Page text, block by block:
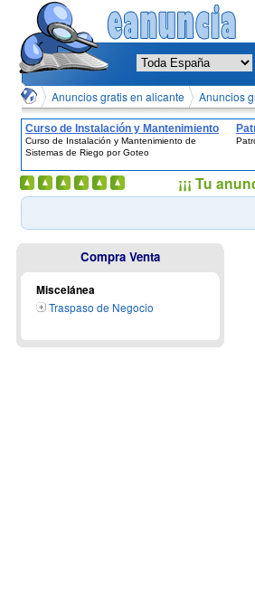
Anuncios gratis en alicante Anuncios
Curso de Instalación y Mantenimiento
de Sistemas de Riego por Goteo
Curso de Instalación y Mantenimiento de
Sistemas de Riego por Goteo
Compra Venta
Miscelánea
Traspaso de Negocio
¡¡¡ Tu